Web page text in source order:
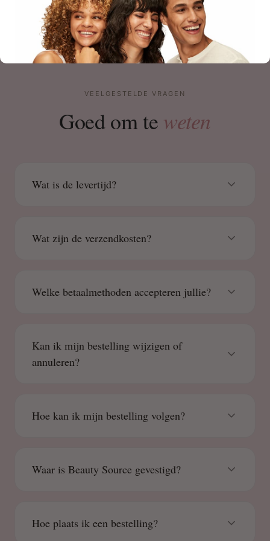
VEELGESTELDE VRAGEN
Goed om te weten
Wat is de levertijd?
Wat zijn de verzendkosten?
Welke betaalmethoden accepteren jullie?
Kan ik mijn bestelling wijzigen of
annuleren?
Hoe kan ik mijn bestelling volgen?
Waar is Beauty Source gevestigd?
Hoe plaats ik een bestelling?